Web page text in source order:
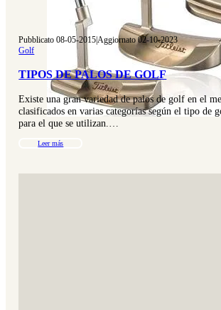
Pubblicato 08-05-2015|Aggiornato 02-10-2023
Golf
TIPOS DE PALOS DE GOLF
Existe una gran variedad de palos de golf en el
clasificados en varias categorías según el tipo de
para el que se utilizan.…
Leer más